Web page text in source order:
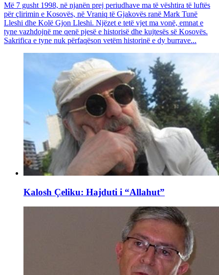
Më 7 gusht 1998, në njanën prej periudhave ma të vështira të luftës
për çlirimin e Kosovës, në Vraniq të Gjakovës ranë Mark Tunë
Lleshi dhe Kolë Gjon Lleshi. Njëzet e tetë vjet ma vonë, emnat e
tyne vazhdojnë me qenë pjesë e historisë dhe kujtesës së Kosovës.
Sakrifica e tyne nuk përfaqëson vetëm historinë e dy burrave...
Kalosh Çeliku: Hajduti i “Allahut”